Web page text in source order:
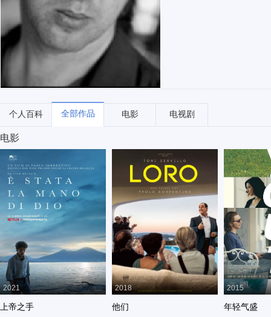
个人百科 全部作品 电影 电视剧
电影
2021
上帝之手
2018
他们
2015
年轻气盛